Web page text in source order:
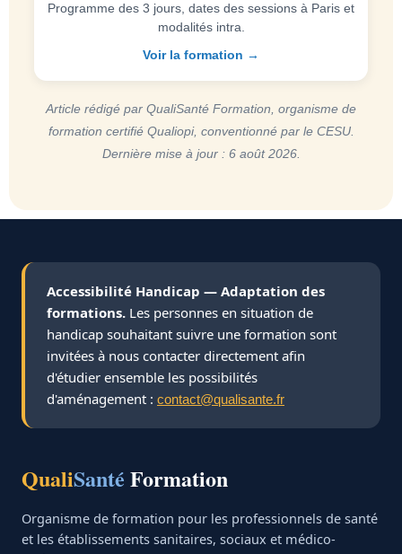
Programme des 3 jours, dates des sessions à Paris et
modalités intra.
Voir la formation →
Article rédigé par QualiSanté Formation, organisme de
formation certifié Qualiopi, conventionné par le CESU.
Dernière mise à jour : 6 août 2026.
Accessibilité Handicap — Adaptation des
formations. Les personnes en situation de
handicap souhaitant suivre une formation sont
invitées à nous contacter directement afin
d'étudier ensemble les possibilités
d'aménagement : contact@qualisante.fr
QualiSanté Formation
Organisme de formation pour les professionnels de santé
et les établissements sanitaires, sociaux et médico-